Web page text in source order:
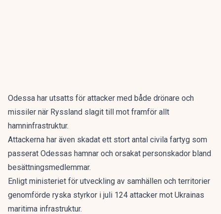
Odessa har utsatts för attacker med både drönare och
missiler när Ryssland slagit till mot framför allt
hamninfrastruktur.
Attackerna har även skadat ett stort antal civila fartyg som
passerat Odessas hamnar och orsakat personskador bland
besättningsmedlemmar.
Enligt ministeriet för utveckling av samhällen och territorier
genomförde ryska styrkor i juli 124 attacker mot Ukrainas
maritima infrastruktur.